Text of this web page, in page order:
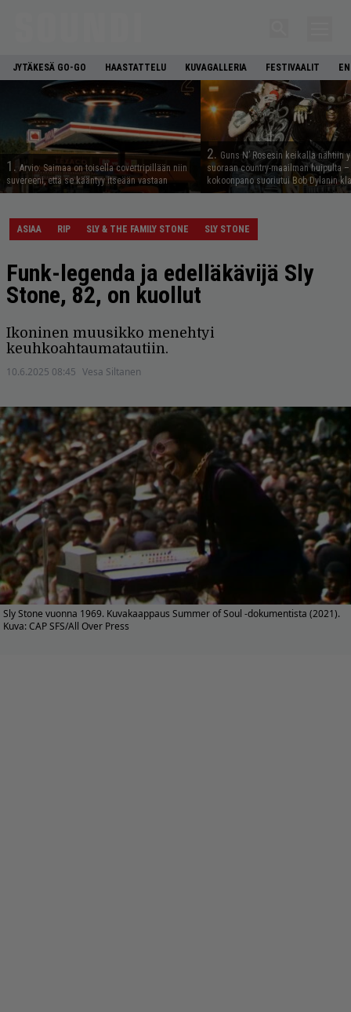
JYTÄKESÄ GO-GO HAASTATTELU KUVAGALLERIA FESTIVAALIT
1. Arvio: Saimaa on toisella covertripillään niin
suvereeni, että se kääntyy itseään vastaan
2. Guns N’ Rosesin keikalla nähtiin
suoraan country-maailman huipulta
kokoonpano suoriutui Bob Dylanin
ASIAA RIP SLY & THE FAMILY STONE SLY STONE
Funk-legenda ja edelläkävijä Sly
Stone, 82, on kuollut
Ikoninen muusikko menehtyi
keuhkoahtaumatautiin.
10.6.2025 08:45 Vesa Siltanen
Sly Stone vuonna 1969. Kuvakaappaus Summer of Soul -dokumentista (2021).
Kuva: CAP SFS/All Over Press